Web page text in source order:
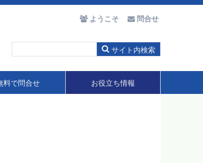
ようこそ 問合せ
料で問合せ お役立ち情報